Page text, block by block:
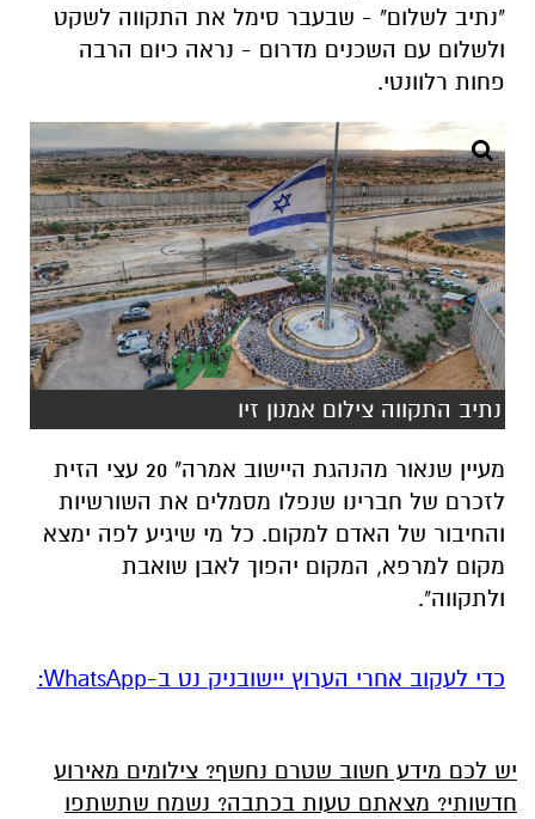
"נתיב לשלום" - שבעבר סימל את התקווה לשקט
ולשלום עם השכנים מדרום - נראה כיום הרבה
פחות רלוונטי.
נתיב התקווה צילום אמנון זיו
מעיין שנאור מהנהגת היישוב אמרה" 20 עצי הזית
לזכרם של חברינו שנפלו מסמלים את השורשיות
והחיבור של האדם למקום. כל מי שיגיע לפה ימצא
מקום למרפא, המקום יהפוך לאבן שואבת
ולתקווה".
‏כדי לעקוב אחרי הערוץ יישובניק נט ב-WhatsApp:‏‏‏
יש לכם מידע חשוב שטרם נחשף? צילומים מאירוע
חדשותי? מצאתם טעות בכתבה? נשמח שתשתפו